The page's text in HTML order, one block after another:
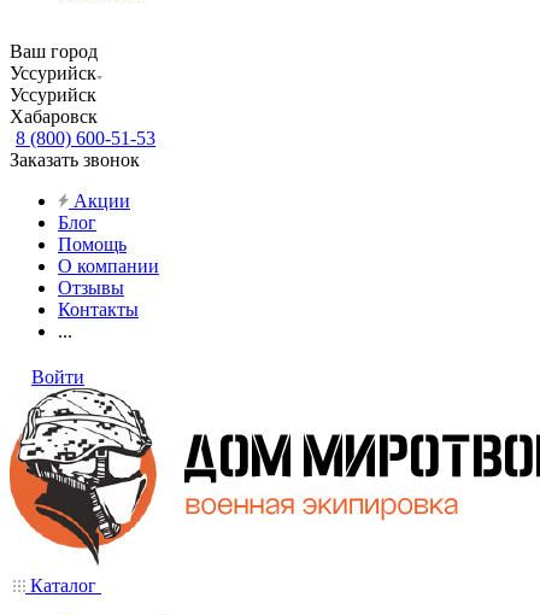
Ваш город
Уссурийск
Уссурийск
Хабаровск
8 (800) 600-51-53
Заказать звонок
Акции
Блог
Помощь
О компании
Отзывы
Контакты
...
Войти
Каталог